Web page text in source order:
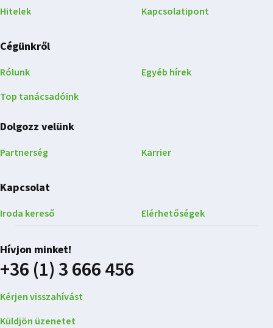
Hitelek
Kapcsolatipont
Cégünkről
Rólunk
Top tanácsadóink
Egyéb hírek
Dolgozz velünk
Partnerség Karrier
Kapcsolat
Iroda kereső Elérhetőségek
Hívjon minket!
+36 (1) 3 666 456
Kérjen visszahívást
Küldjön üzenetet